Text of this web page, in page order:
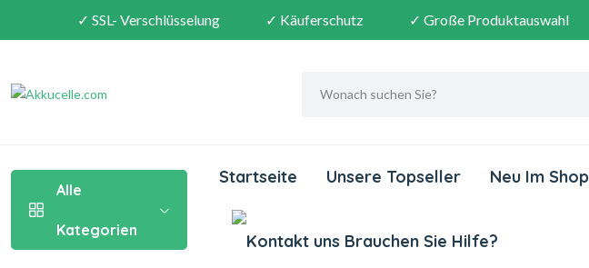
✓ SSL- Verschlüsselung ✓ Käuferschutz ✓ Große Produktauswahl
Alle
Kategorien
Startseite Unsere Topseller Neu Im Shop
Brauchen Sie Hilfe?